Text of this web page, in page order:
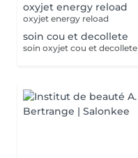
oxyjet energy reload
oxyjet energy reload
soin cou et decollete
soin oxyjet cou et decollete